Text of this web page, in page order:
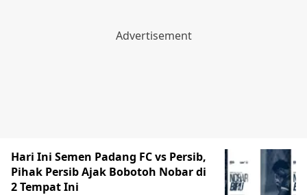
Hari Ini Semen Padang FC vs Persib,
Pihak Persib Ajak Bobotoh Nobar di
2 Tempat Ini